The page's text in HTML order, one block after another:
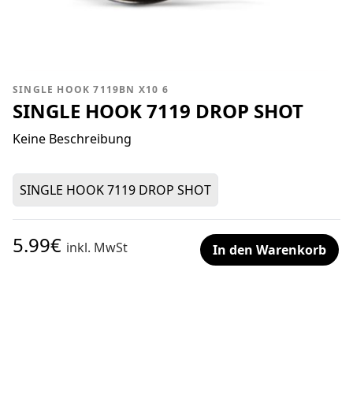
SINGLE HOOK 7119BN X10 6
SINGLE HOOK 7119 DROP SHOT
Keine Beschreibung
SINGLE HOOK 7119 DROP SHOT
5.99€ inkl. MwSt In den Warenkorb